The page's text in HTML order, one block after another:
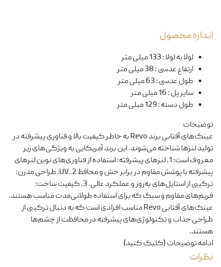
اندازه محصول
لولا به لولا:133 میلی متر
ارتفاع عدسی:38 میلی متر
طول عدسی:63 میلی متر
سایز پل:16 میلی متر
طول دسته:129 میلی متر
توضیحات
عینک‌های آفتابی برند Revo به خاطر کیفیت بالا و فناوری پیشرفته در
تولید لنزها شناخته می‌شوند. این برند آمریکایی به ویژگی‌های زیر
معروف است: 1. لنزهای پیشرفته: استفاده از فناوری‌های نوین لنزهای
پیشرفته با پوشش مقاوم در برابر خش و محافظ UV. 2. طراحی مدرن:
ترکیبی از استایل‌های به‌روز و عملکرد عالی. 3. کیفیت ساخت:
فریم‌های مقاوم و سبک که برای استفاده طولانی‌مدت مناسب هستند.
عینک‌های آفتابی Revo مناسب افرادی است که به دنبال ترکیبی از
طراحی جذاب و تکنولوژی‌های پیشرفته در محافظت از چشم‌ها
هستند.
ادامه توضیحات (کلیک کنید)
نظرات